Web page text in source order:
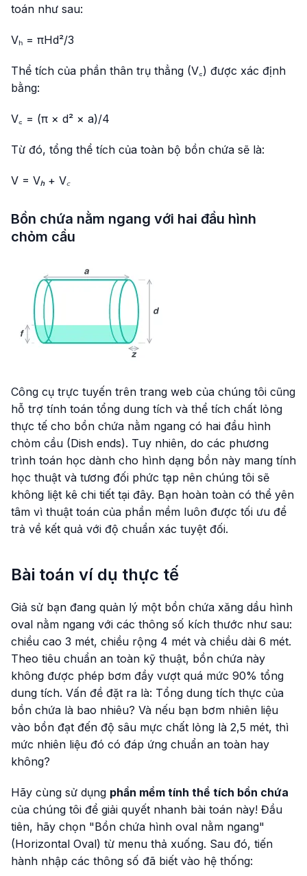
toán như sau:
Vₕ = πHd²/3
Thể tích của phần thân trụ thẳng (V꜀) được xác định
bằng:
V꜀ = (π × d² × a)/4
Từ đó, tổng thể tích của toàn bộ bồn chứa sẽ là:
V = Vₕ + V꜀
Bồn chứa nằm ngang với hai đầu hình
chỏm cầu
Công cụ trực tuyến trên trang web của chúng tôi cũng
hỗ trợ tính toán tổng dung tích và thể tích chất lỏng
thực tế cho bồn chứa nằm ngang có hai đầu hình
chỏm cầu (Dish ends). Tuy nhiên, do các phương
trình toán học dành cho hình dạng bồn này mang tính
học thuật và tương đối phức tạp nên chúng tôi sẽ
không liệt kê chi tiết tại đây. Bạn hoàn toàn có thể yên
tâm vì thuật toán của phần mềm luôn được tối ưu để
trả về kết quả với độ chuẩn xác tuyệt đối.
Bài toán ví dụ thực tế
Giả sử bạn đang quản lý một bồn chứa xăng dầu hình
oval nằm ngang với các thông số kích thước như sau:
chiều cao 3 mét, chiều rộng 4 mét và chiều dài 6 mét.
Theo tiêu chuẩn an toàn kỹ thuật, bồn chứa này
không được phép bơm đầy vượt quá mức 90% tổng
dung tích. Vấn đề đặt ra là: Tổng dung tích thực của
bồn chứa là bao nhiêu? Và nếu bạn bơm nhiên liệu
vào bồn đạt đến độ sâu mực chất lỏng là 2,5 mét, thì
mức nhiên liệu đó có đáp ứng chuẩn an toàn hay
không?
Hãy cùng sử dụng phần mềm tính thể tích bồn chứa
của chúng tôi để giải quyết nhanh bài toán này! Đầu
tiên, hãy chọn "Bồn chứa hình oval nằm ngang"
(Horizontal Oval) từ menu thả xuống. Sau đó, tiến
hành nhập các thông số đã biết vào hệ thống: